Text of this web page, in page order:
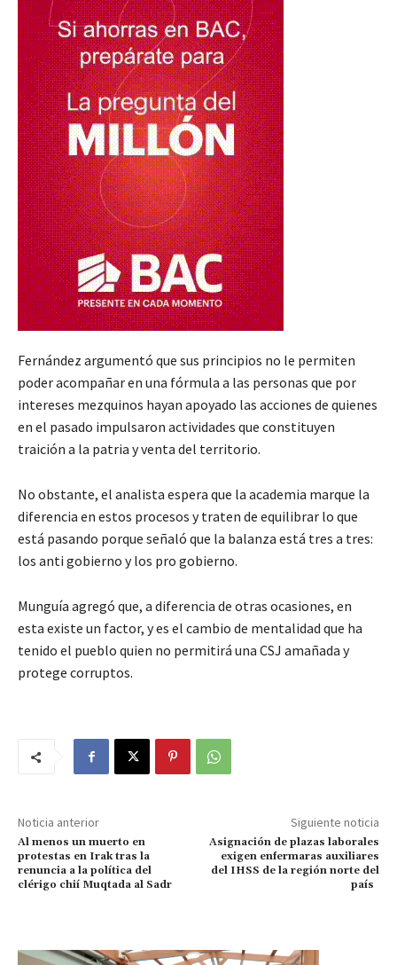
Fernández argumentó que sus principios no le permiten
poder acompañar en una fórmula a las personas que por
intereses mezquinos hayan apoyado las acciones de quienes
en el pasado impulsaron actividades que constituyen
traición a la patria y venta del territorio.
No obstante, el analista espera que la academia marque la
diferencia en estos procesos y traten de equilibrar lo que
está pasando porque señaló que la balanza está tres a tres:
los anti gobierno y los pro gobierno.
Munguía agregó que, a diferencia de otras ocasiones, en
esta existe un factor, y es el cambio de mentalidad que ha
tenido el pueblo quien no permitirá una CSJ amañada y
protege corruptos.
Noticia anterior
Al menos un muerto en
protestas en Irak tras la
renuncia a la política del
clérigo chií Muqtada al Sadr
Siguiente noticia
Asignación de plazas laborales
exigen enfermaras auxiliares
del IHSS de la región norte del
país